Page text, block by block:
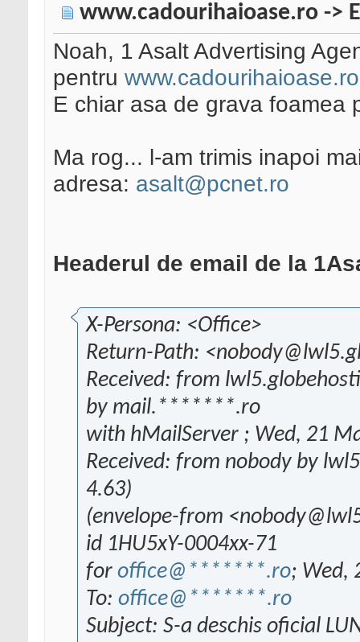
www.cadourihaioase.ro ->
Noah, 1 Asalt Advertising
pentru www.cadourihaioase.ro
E chiar asa de grava foamea
Ma rog... l-am trimis inapoi
adresa: asalt@pcnet.ro
Headerul de email de la
X-Persona: <Office>
Return-Path:
Received: from
by mail.*******.ro
with hMailServer ; Wed, 21
Received: from nobody by
4.63)
(envelope-from
id 1HU5xY-0004xx-71
for office@*******.ro; Wed,
To: office@*******.ro
Subject: S-a deschis oficial